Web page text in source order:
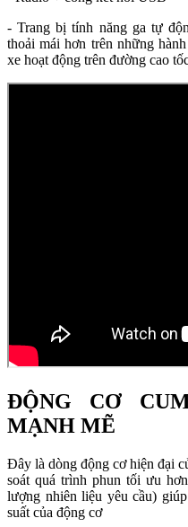
- Trang bị tính năng ga tự
thoải mái hơn trên những
xe hoạt động trên đường cao
ĐỘNG CƠ
MẠNH MẼ
Đây là dòng động cơ hiện đại
soát quá trình phun tối ưu
lượng nhiên liệu yêu cầu)
suất của động cơ